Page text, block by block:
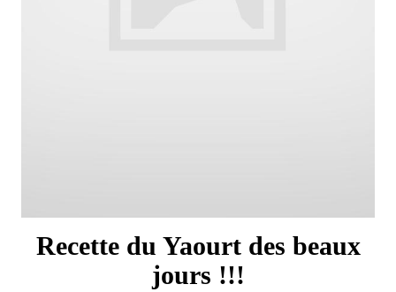
Recette du Yaourt des beaux
jours !!!